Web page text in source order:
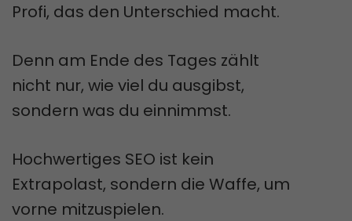
Profi, das den Unterschied macht.
Denn am Ende des Tages zählt
nicht nur, wie viel du ausgibst,
sondern was du einnimmst.
Hochwertiges SEO ist kein
Extrapolast, sondern die Waffe, um
vorne mitzuspielen.